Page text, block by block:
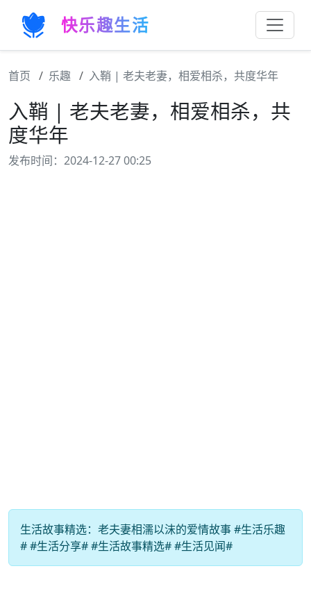
快乐趣生活
首页 乐趣 入鞘 | 老夫老妻，相爱相杀，共度华年
入鞘 | 老夫老妻，相爱相杀，共
度华年
发布时间：2024-12-27 00:25
生活故事精选：老夫妻相濡以沫的爱情故事 #生活乐趣
# #生活分享# #生活故事精选# #生活见闻#